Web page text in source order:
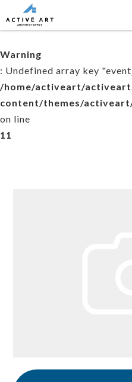
Warning
: Undefined array key
/home/activeart/
content/themes/
on line
11